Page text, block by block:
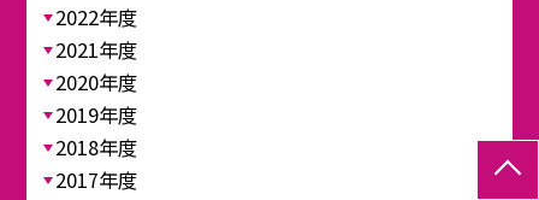
2022年度
2021年度
2020年度
2019年度
2018年度
2017年度